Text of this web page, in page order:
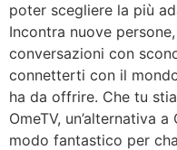
poter scegliere la più
Incontra nuove
conversazioni con
connetterti con il
ha da offrire. Che tu
OmeTV, un’alternativa
modo fantastico per